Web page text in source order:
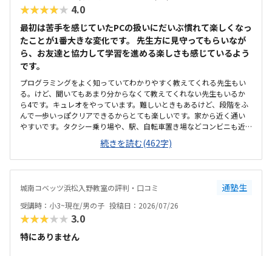
ことがありました。その際お電話いただき、少し延長してもいいです
かとご相談いただきました。時間がきたら終わり、とせずにご対応い
ただけたのでうれしかったです。今のところ特にありませんが、授業
内容が不透明なので習熟度がわからないところでしょうか。ただ本人
は楽しそうに通っています。特にありません。
★★★★★ 4.0
最初は苦手を感じていたPCの扱いにだいぶ慣れて楽しくなっ
たことが1番大きな変化です。 先生方に見守ってもらいなが
ら、お友達と協力して学習を進める楽しさも感じているよう
です。
プログラミングをよく知っていてわかりやすく教えてくれる先生もい
る。けど、聞いてもあまり分からなくて教えてくれない先生もいるか
ら4です。キュレオをやっています。難しいときもあるけど、段階をふ
んで一歩いっぽクリアできるからとても楽しいです。家から近く通い
やすいです。タクシー乗り場や、駅、自転車置き場などコンビニも近
くにあるのでとても便利です。部屋はスッキリしていてきれいで勉強
しやすいです。前に仕切りもあるから集中できる。温度も聞いて調整
してくれるから、過ごしやすいです。教えてもらう時とそうでない時
がある様子なので、あまり教えてもらわない場合には料金的には高い
え合ったりしながらマイペースに学習できるので、喜んで通っていま
す。トイレが教室から見えない離れた場所にあり、クラゼミやビル関
係以外の方も(屋外からも自由に入れる)使えるので、ひとりでトイレに
行かせるのがかなり心配です。学校と違って急かされることなくじっ
くり考えながら学習できるのが嬉しいと言っています。
続きを読む(462字)
城南コベッツ浜松入野教室の評判・口コミ 通塾生
受講時：小3~現在/男の子 投稿日：2026/07/26
★★★★★ 3.0
特にありません